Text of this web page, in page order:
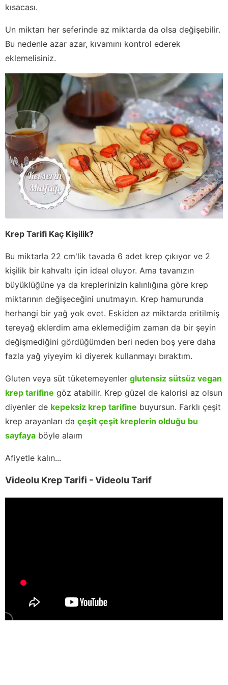
kısacası.
Un miktarı her seferinde az miktarda da olsa değişebilir.
Bu nedenle azar azar, kıvamını kontrol ederek
eklemelisiniz.
Krep Tarifi Kaç Kişilik?
Bu miktarla 22 cm'lik tavada 6 adet krep çıkıyor ve 2
kişilik bir kahvaltı için ideal oluyor. Ama tavanızın
büyüklüğüne ya da kreplerinizin kalınlığına göre krep
miktarının değişeceğini unutmayın. Krep hamurunda
herhangi bir yağ yok evet. Eskiden az miktarda eritilmiş
tereyağ eklerdim ama eklemediğim zaman da bir şeyin
değişmediğini gördüğümden beri neden boş yere daha
fazla yağ yiyeyim ki diyerek kullanmayı bıraktım.
Gluten veya süt tüketemeyenler glutensiz sütsüz vegan
krep tarifine göz atabilir. Krep güzel de kalorisi az olsun
diyenler de kepeksiz krep tarifine buyursun. Farklı çeşit
krep arayanları da çeşit çeşit kreplerin olduğu bu
sayfaya böyle alaım
Afiyetle kalın...
Videolu Krep Tarifi - Videolu Tarif